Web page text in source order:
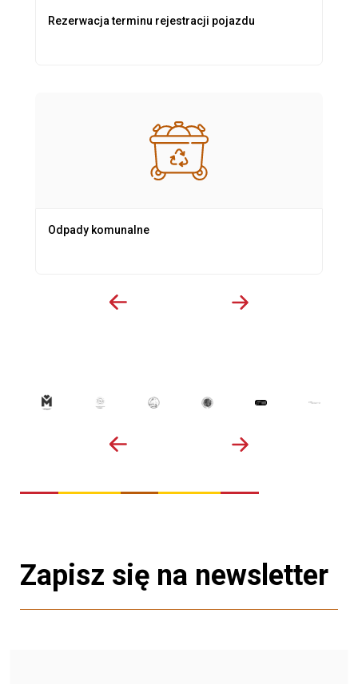
Rezerwacja terminu rejestracji pojazdu
Odpady komunalne
Zapisz się na newsletter